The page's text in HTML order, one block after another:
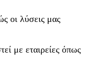
οι λύσεις μας
με εταιρείες όπως